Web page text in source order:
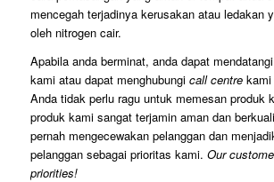
mencegah terjadinya kerusakan atau ledakan
oleh nitrogen cair.
Apabila anda berminat, anda dapat
kami atau dapat menghubungi call centre kami
Anda tidak perlu ragu untuk memesan produk
produk kami sangat terjamin aman dan
pernah mengecewakan pelanggan dan
pelanggan sebagai prioritas kami. Our
priorities!